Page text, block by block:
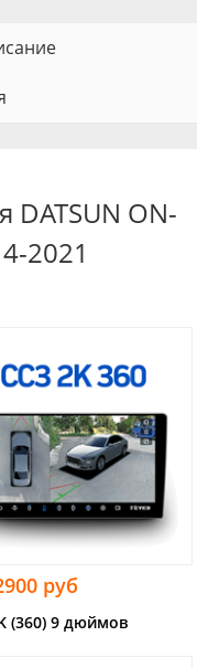
DATSUN ON-
2021
руб
(360) 9 дюймов